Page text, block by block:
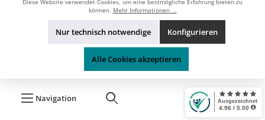
Navigation
Datenblatt
Diese Website verwendet Cookies, um eine bestmögliche Erfahrung bieten zu
können. Mehr Informationen ...
Nur technisch notwendige Konfigurieren
Alle Cookies akzeptieren